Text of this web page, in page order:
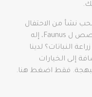
نشأ من الاحتفال
الوثني بـ Lupercalia، وهو مهرجان مخصص ل Faunus، إله
النباتات؟ لدينا
إلى الخيارات
فقط اضغط هنا.